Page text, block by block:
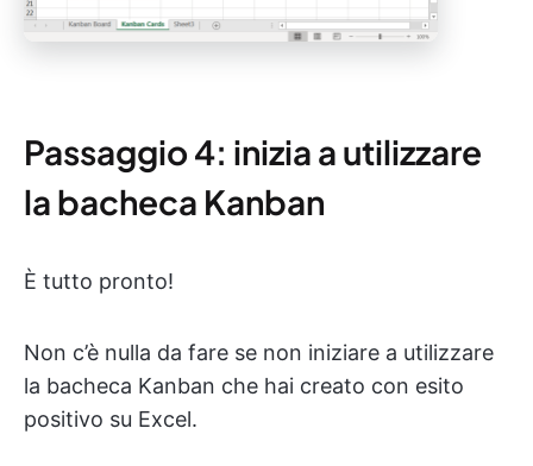
Passaggio 4: inizia a utilizzare
la bacheca Kanban
È tutto pronto!
Non c’è nulla da fare se non iniziare a utilizzare
la bacheca Kanban che hai creato con esito
positivo su Excel.